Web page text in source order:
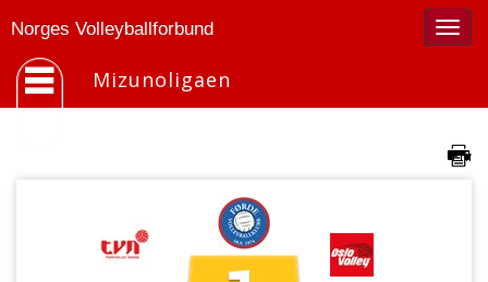
Norges Volleyballforbund
Mizunoligaen